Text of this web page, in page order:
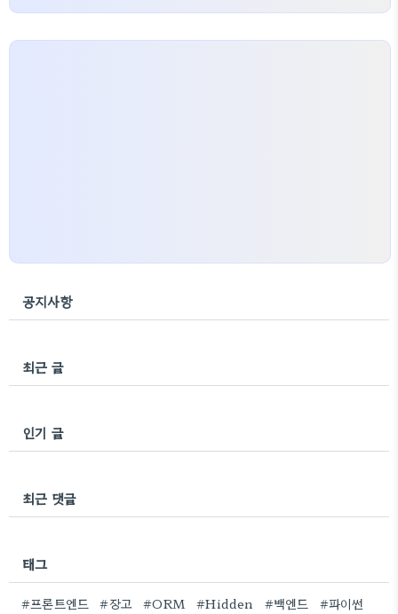
공지사항
최근 글
인기 글
최근 댓글
태그
#프론트엔드 #장고 #ORM #Hidden #백엔드 #파이썬